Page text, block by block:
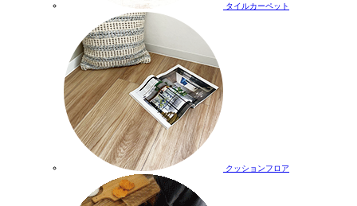
タイルカーペット
クッションフロア